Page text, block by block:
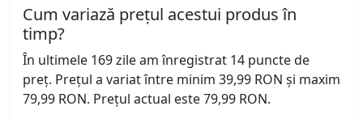
Cum variază prețul acestui produs în
timp?
În ultimele 169 zile am înregistrat 14 puncte de
preț. Prețul a variat între minim 39,99 RON și maxim
79,99 RON. Prețul actual este 79,99 RON.